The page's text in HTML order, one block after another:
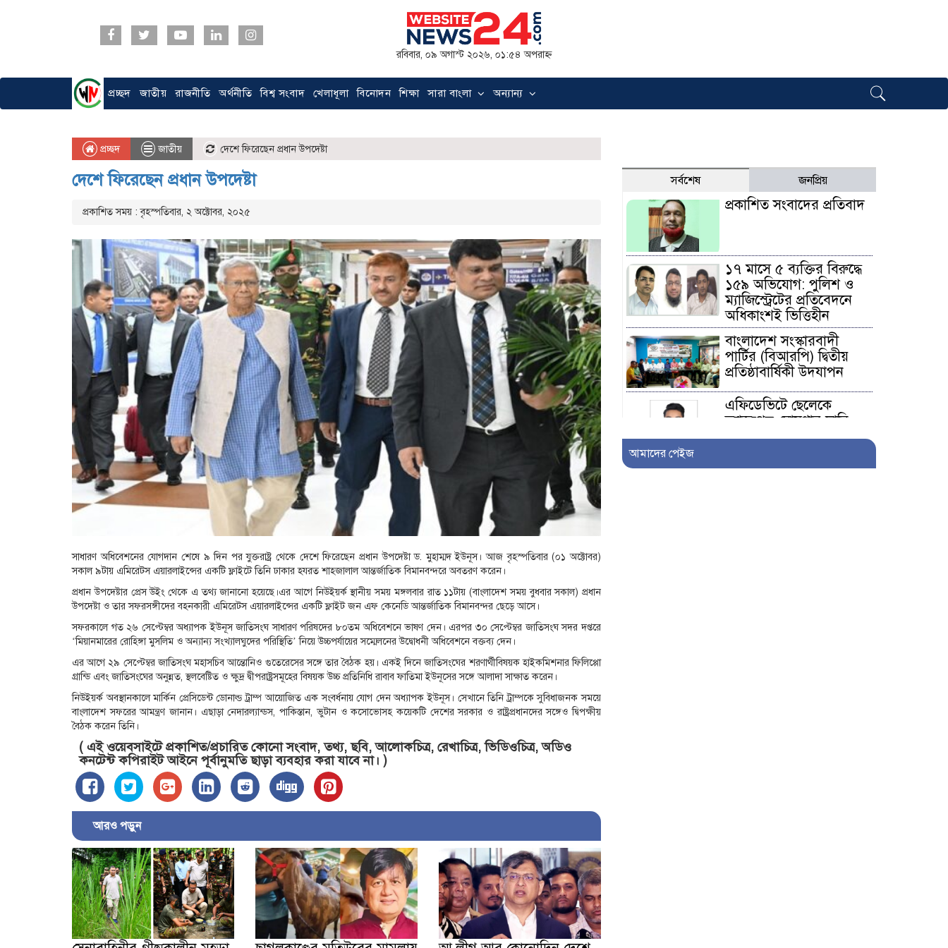
রবিবার, ০৯ অগাস্ট ২০২৬, ০১:৫৪ অপরাহ্ন
প্রচ্ছদ জাতীয় রাজনীতি অর্থনীতি বিশ্ব সংবাদ খেলাধূলা বিনোদন শিক্ষা সারা বাংলা অন্যান্য
প্রচ্ছদ জাতীয় দেশে ফিরেছেন প্রধান উপদেষ্টা
দেশে ফিরেছেন প্রধান উপদেষ্টা
প্রকাশিত সময় : বৃহস্পতিবার, ২ অক্টোবর, ২০২৫
সাধারণ অধিবেশনের যোগদান শেষে ৯ দিন পর যুক্তরাষ্ট্র থেকে দেশে ফিরেছেন প্রধান উপদেষ্টা ড. মুহাম্মদ ইউনূস। আজ বৃহস্পতিবার (০১ অক্টোবর)
সকাল ৯টায় এমিরেটস এয়ারলাইন্সের একটি ফ্লাইটে তিনি ঢাকার হযরত শাহজালাল আন্তর্জাতিক বিমানবন্দরে অবতরণ করেন।
প্রধান উপদেষ্টার প্রেস উইং থেকে এ তথ্য জানানো হয়েছে।এর আগে নিউইয়র্ক স্থানীয় সময় মঙ্গলবার রাত ১১টায় (বাংলাদেশ সময় বুধবার সকাল) প্রধান
উপদেষ্টা ও তার সফরসঙ্গীদের বহনকারী এমিরেটস এয়ারলাইন্সের একটি ফ্লাইট জন এফ কেনেডি আন্তর্জাতিক বিমানবন্দর ছেড়ে আসে।
সফরকালে গত ২৬ সেপ্টেম্বর অধ্যাপক ইউনূস জাতিসংঘ সাধারণ পরিষদের ৮০তম অধিবেশনে ভাষণ দেন। এরপর ৩০ সেপ্টেম্বর জাতিসংঘ সদর দপ্তরে
‘মিয়ানমারের রোহিঙ্গা মুসলিম ও অন্যান্য সংখ্যালঘুদের পরিস্থিতি’ নিয়ে উচ্চপর্যায়ের সম্মেলনের উদ্বোধনী অধিবেশনে বক্তব্য দেন।
এর আগে ২৯ সেপ্টেম্বর জাতিসংঘ মহাসচিব আন্তোনিও গুতেরেসের সঙ্গে তার বৈঠক হয়। একই দিনে জাতিসংঘের শরণার্থীবিষয়ক হাইকমিশনার ফিলিপ্পো
গ্রান্ডি এবং জাতিসংঘের অনুন্নত, স্থলবেষ্টিত ও ক্ষুদ্র দ্বীপরাষ্ট্রসমূহের বিষয়ক উচ্চ প্রতিনিধি রাবাব ফাতিমা ইউনূসের সঙ্গে আলাদা সাক্ষাত করেন।
নিউইয়র্ক অবস্থানকালে মার্কিন প্রেসিডেন্ট ডোনাল্ড ট্রাম্প আয়োজিত এক সংবর্ধনায় যোগ দেন অধ্যাপক ইউনূস। সেখানে তিনি ট্রাম্পকে সুবিধাজনক সময়ে
বাংলাদেশ সফরের আমন্ত্রণ জানান। এছাড়া নেদারল্যান্ডস, পাকিস্তান, ভুটান ও কসোভোসহ কয়েকটি দেশের সরকার ও রাষ্ট্রপ্রধানদের সঙ্গেও দ্বিপক্ষীয়
বৈঠক করেন তিনি।
( এই ওয়েবসাইটে প্রকাশিত/প্রচারিত কোনো সংবাদ, তথ্য, ছবি, আলোকচিত্র, রেখাচিত্র, ভিডিওচিত্র, অডিও
কনটেন্ট কপিরাইট আইনে পূর্বানুমতি ছাড়া ব্যবহার করা যাবে না। )
আরও পড়ুন
সর্বশেষ জনপ্রিয়
প্রকাশিত সংবাদের প্রতিবাদ
১৭ মাসে ৫ ব্যক্তির বিরুদ্ধে
১৫৯ অভিযোগ: পুলিশ ও
ম্যাজিস্ট্রেটের প্রতিবেদনে
অধিকাংশই ভিত্তিহীন
বাংলাদেশ সংস্কারবাদী
পার্টির (বিআরপি) দ্বিতীয়
প্রতিষ্ঠাবার্ষিকী উদযাপন
এফিডেভিটে ছেলেকে
ত্যাজ্যপুত্র ঘোষণার দাবি,
আলোচনায় খিলক্ষেতের
আমাদের পেইজ